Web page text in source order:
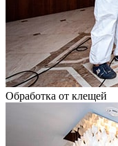
Обработка от клещей